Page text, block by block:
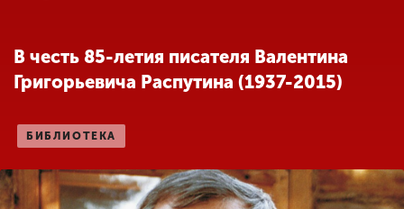
Другие виды
Студенческая жизнь
В честь 85-летия писателя Валентина
Григорьевича Распутина (1937-2015)
БИБЛИОТЕКА